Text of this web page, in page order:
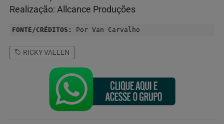
Realização: Allcance Produções
FONTE/CRÉDITOS: Por Van Carvalho
RICKY VALLEN